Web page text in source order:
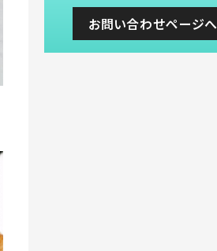
お問い合わせページへ